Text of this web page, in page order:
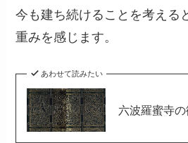
今も建ち続けることを考える
重みを感じます。
あわせて読みたい
六波羅蜜寺